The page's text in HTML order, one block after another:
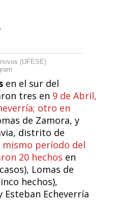
(UFESE)
en el sur del
tres en 9 de Abril,
otro en
de Zamora, y
distrito de
mismo período del
20 hechos en
Lomas de
hechos),
Esteban Echeverría